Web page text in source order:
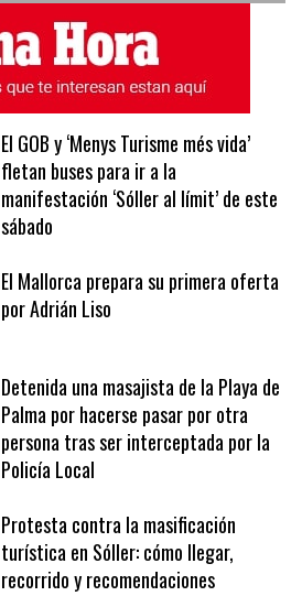
El GOB y ‘Menys Turisme més vida’
fletan buses para ir a la
manifestación ‘Sóller al límit’ de este
sábado
El Mallorca prepara su primera oferta
por Adrián Liso
Detenida una masajista de la Playa de
Palma por hacerse pasar por otra
persona tras ser interceptada por la
Policía Local
Protesta contra la masificación
turística en Sóller: cómo llegar,
recorrido y recomendaciones